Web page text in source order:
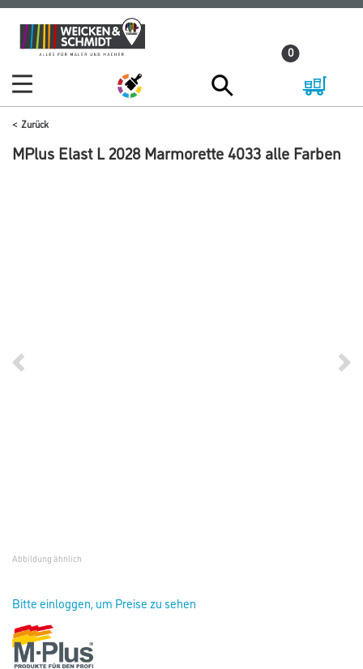
Zum
Inhalt
Zum
Navigationsmenü
0
Zurück
MPlus Elast L 2028 Marmorette 4033 alle Farben
Abbildung ähnlich
Bitte einloggen, um Preise zu sehen